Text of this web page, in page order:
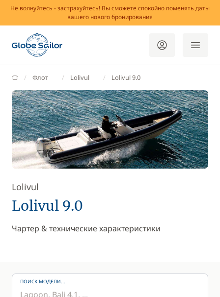
Не волнуйтесь - застрахуйтесь! Вы сможете спокойно поменять даты
вашего нового бронирования
GlobeSailor
Флот Lolivul Lolivul 9.0
Lolivul
Lolivul 9.0
Чартер & технические характеристики
ПОИСК МОДЕЛИ...